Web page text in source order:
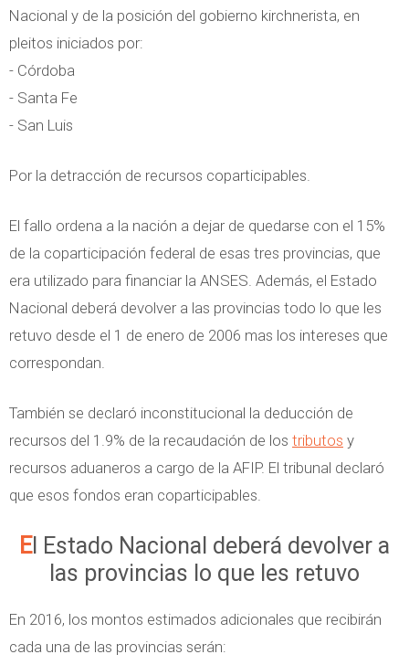
Nacional y de la posición del gobierno kirchnerista, en
pleitos iniciados por:
- Córdoba
- Santa Fe
- San Luis
Por la detracción de recursos coparticipables.
El fallo ordena a la nación a dejar de quedarse con el 15%
de la coparticipación federal de esas tres provincias, que
era utilizado para financiar la ANSES. Además, el Estado
Nacional deberá devolver a las provincias todo lo que les
retuvo desde el 1 de enero de 2006 mas los intereses que
correspondan.
También se declaró inconstitucional la deducción de
recursos del 1.9% de la recaudación de los tributos y
recursos aduaneros a cargo de la AFIP. El tribunal declaró
que esos fondos eran coparticipables.
El Estado Nacional deberá devolver a
las provincias lo que les retuvo
En 2016, los montos estimados adicionales que recibirán
cada una de las provincias serán: